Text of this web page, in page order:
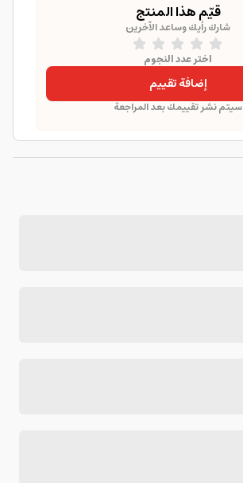
قيّم هذا المنتج
شارك رأيك وساعد الآخرين
اختر عدد النجوم
إضافة تقييم
سيتم نشر تقييمك بعد المراجعة